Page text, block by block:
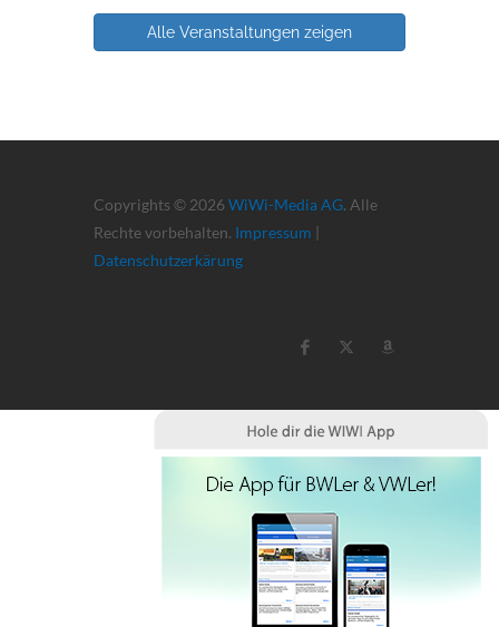
Alle Veranstaltungen zeigen
Copyrights © 2026 WiWi-Media AG. Alle
Rechte vorbehalten. Impressum |
Datenschutzerkärung